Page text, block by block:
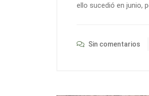
ello sucedió en junio,
Sin comentarios